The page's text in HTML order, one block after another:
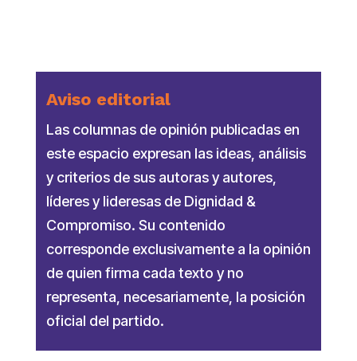
Aviso editorial
Las columnas de opinión publicadas en
este espacio expresan las ideas, análisis
y criterios de sus autoras y autores,
líderes y lideresas de Dignidad &
Compromiso. Su contenido
corresponde exclusivamente a la opinión
de quien firma cada texto y no
representa, necesariamente, la posición
oficial del partido.